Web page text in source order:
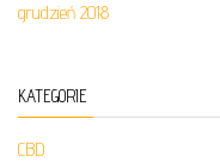
grudzień 2018
KATEGORIE
CBD